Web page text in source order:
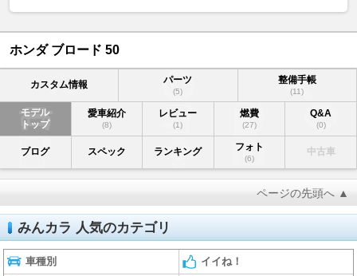
ホンダ ブロード 50
カスタム情報 パーツ
(5)
整備手帳
(11)
モデル
トップ
愛車紹介
(8)
レビュー
(1)
燃費
(27)
Q&A
(0)
ブログ スペック ランキング フォト
(6)
中古車
ページの先頭へ ▲
みんカラ 人気のカテゴリ
車種別 イイね！